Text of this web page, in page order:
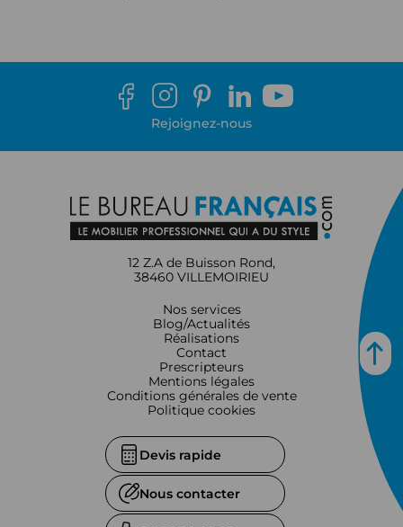
Rejoignez-nous
Devis rapide
Nous contacter
Nos services
Blog/Actualités
Réalisations
Contact
Prescripteurs
Mentions légales
Conditions générales de vente
Politique cookies
12 Z.A de Buisson Rond,
38460 VILLEMOIRIEU